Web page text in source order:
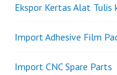
Ekspor Kertas Alat Tulis
Import Adhesive Film
Import CNC Spare Parts